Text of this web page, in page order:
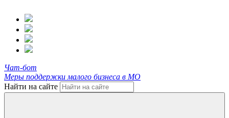
Чат-бот
Меры поддержки малого бизнеса в МО
Найти на сайте